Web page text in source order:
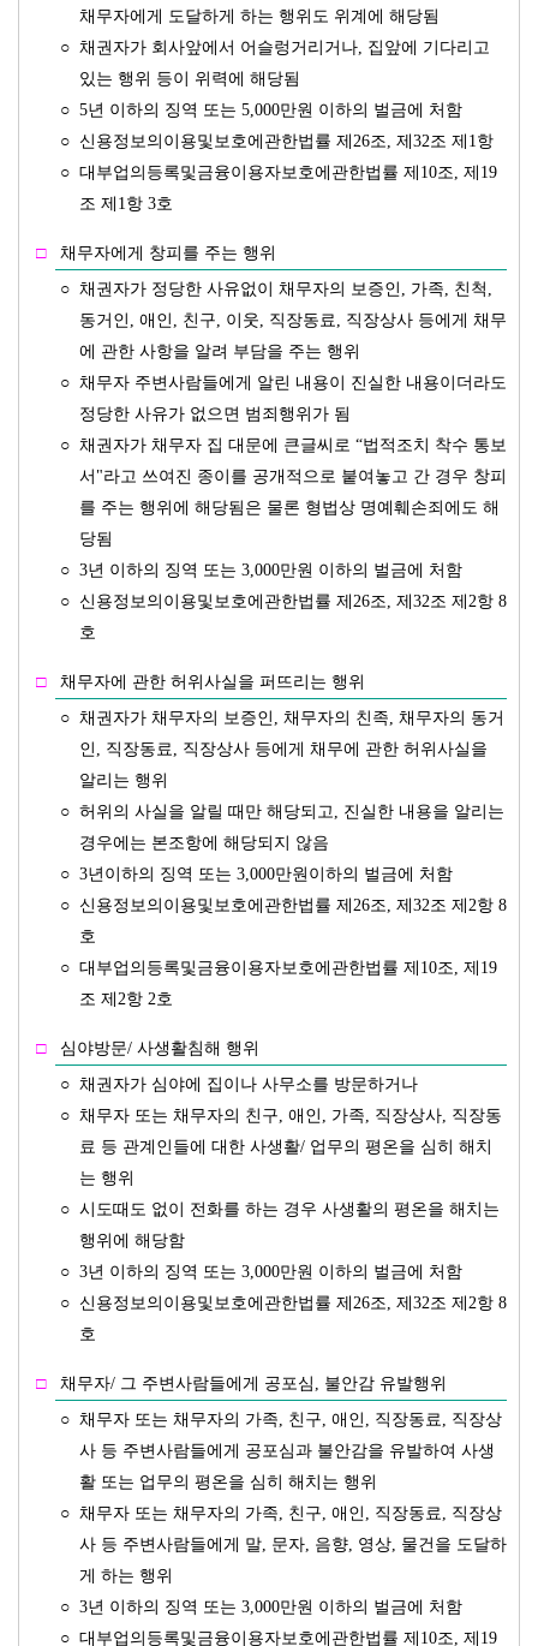
채무자에게 도달하게 하는 행위도 위계에 해당됨
○ 채권자가 회사앞에서 어슬렁거리거나, 집앞에 기다리고
있는 행위 등이 위력에 해당됨
○ 5년 이하의 징역 또는 5,000만원 이하의 벌금에 처함
○ 신용정보의이용및보호에관한법률 제26조, 제32조 제1항
○ 대부업의등록및금융이용자보호에관한법률 제10조, 제19
조 제1항 3호
□
채무자에게 창피를 주는 행위
○ 채권자가 정당한 사유없이 채무자의 보증인, 가족, 친척,
동거인, 애인, 친구, 이웃, 직장동료, 직장상사 등에게 채무
에 관한 사항을 알려 부담을 주는 행위
○ 채무자 주변사람들에게 알린 내용이 진실한 내용이더라도
정당한 사유가 없으면 범죄행위가 됨
○ 채권자가 채무자 집 대문에 큰글씨로 “법적조치 착수 통보
서"라고 쓰여진 종이를 공개적으로 붙여놓고 간 경우 창피
를 주는 행위에 해당됨은 물론 형법상 명예훼손죄에도 해
당됨
○ 3년 이하의 징역 또는 3,000만원 이하의 벌금에 처함
○ 신용정보의이용및보호에관한법률 제26조, 제32조 제2항 8
호
□
채무자에 관한 허위사실을 퍼뜨리는 행위
○ 채권자가 채무자의 보증인, 채무자의 친족, 채무자의 동거
인, 직장동료, 직장상사 등에게 채무에 관한 허위사실을
알리는 행위
○ 허위의 사실을 알릴 때만 해당되고, 진실한 내용을 알리는
경우에는 본조항에 해당되지 않음
○ 3년이하의 징역 또는 3,000만원이하의 벌금에 처함
○ 신용정보의이용및보호에관한법률 제26조, 제32조 제2항 8
호
○ 대부업의등록및금융이용자보호에관한법률 제10조, 제19
조 제2항 2호
□
심야방문/ 사생활침해 행위
○ 채권자가 심야에 집이나 사무소를 방문하거나
○ 채무자 또는 채무자의 친구, 애인, 가족, 직장상사, 직장동
료 등 관계인들에 대한 사생활/ 업무의 평온을 심히 해치
는 행위
○ 시도때도 없이 전화를 하는 경우 사생활의 평온을 해치는
행위에 해당함
○ 3년 이하의 징역 또는 3,000만원 이하의 벌금에 처함
○ 신용정보의이용및보호에관한법률 제26조, 제32조 제2항 8
호
□
채무자/ 그 주변사람들에게 공포심, 불안감 유발행위
○ 채무자 또는 채무자의 가족, 친구, 애인, 직장동료, 직장상
사 등 주변사람들에게 공포심과 불안감을 유발하여 사생
활 또는 업무의 평온을 심히 해치는 행위
○ 채무자 또는 채무자의 가족, 친구, 애인, 직장동료, 직장상
사 등 주변사람들에게 말, 문자, 음향, 영상, 물건을 도달하
게 하는 행위
○ 3년 이하의 징역 또는 3,000만원 이하의 벌금에 처함
○ 대부업의등록및금융이용자보호에관한법률 제10조, 제19